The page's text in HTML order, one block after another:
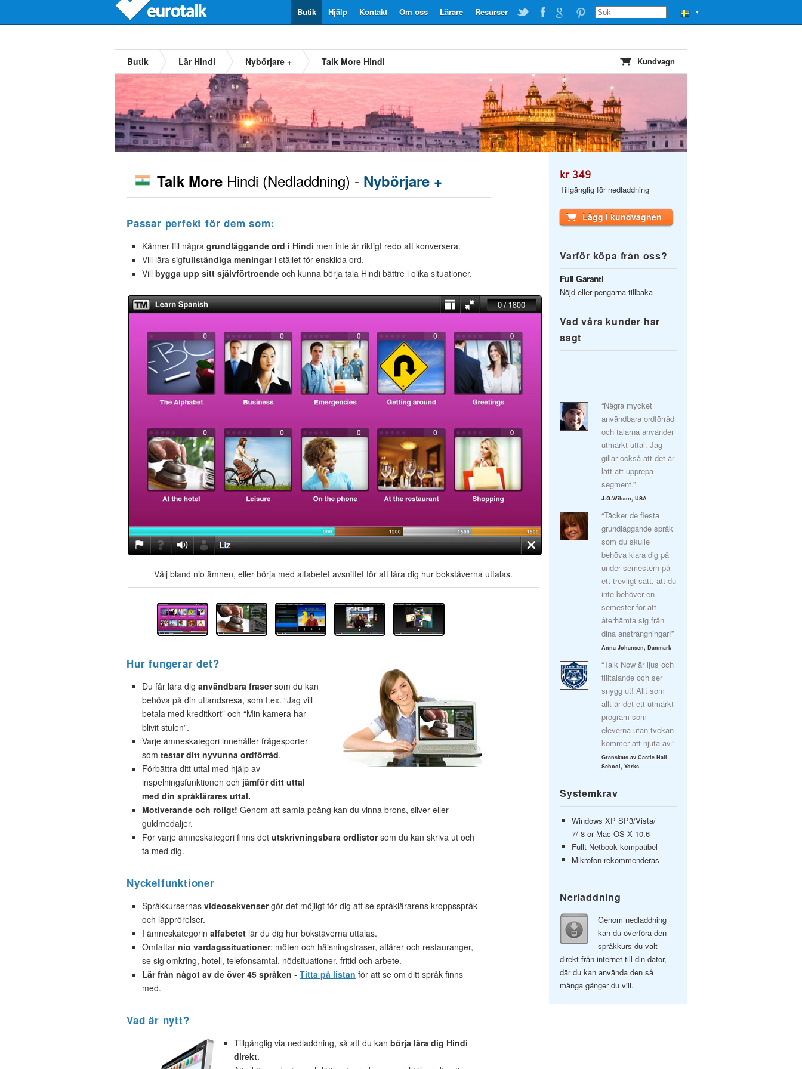
▼
Resurser
Lärare
Om oss
Kontakt
Hjälp
Butik
Butik Lär Hindi Nybörjare + Talk More Hindi Kundvagn
Talk More Hindi (Nedladdning) - Nybörjare +
Passar perfekt för dem som:
Känner till några grundläggande ord i Hindi men inte är riktigt redo att konversera.
Vill lära sigfullständiga meningari stället för enskilda ord.
Vill bygga upp sitt självförtroende och kunna börja tala Hindi bättre i olika situationer.
Välj bland nio ämnen, eller börja med alfabetet avsnittet för att lära dig hur bokstäverna uttalas.
Hur fungerar det?
Du får lära dig användbara frasersom du kan
behöva på din utlandsresa, som t.ex. “Jag vill
betala med kreditkort” och “Min kamera har
blivit stulen”.
Varje ämneskategori innehåller frågesporter
som testar ditt nyvunna ordförråd.
Förbättra ditt uttal med hjälp av
inspelningsfunktionen och jämför ditt uttal
med din språklärares uttal.
Motiverande och roligt! Genom att samla poäng kan du vinna brons, silver eller
guldmedaljer.
För varje ämneskategori finns det utskrivningsbara ordlistorsom du kan skriva ut och
ta med dig.
Nyckelfunktioner
Språkkursernas videosekvensergör det möjligt för dig att se språklärarens kroppsspråk
och läpprörelser.
I ämneskategorin alfabetet lär du dig hur bokstäverna uttalas.
Omfattar nio vardagssituationer: möten och hälsningsfraser, affärer och restauranger,
se sig omkring, hotell, telefonsamtal, nödsituationer, fritid och arbete.
Lär från något av de över 45 språken - Titta på listan för att se om ditt språk finns
med.
Vad är nytt?
Tillgänglig via nedladdning, så att du kan börja lära dig Hindi
direkt.
kr 349
Tillgänglig för nedladdning
Lägg i kundvagnen
Varför köpa från oss?
Full Garanti
Nöjd eller pengarna tillbaka
Vad våra kunder har
sagt
“Några mycket
användbara ordförråd
och talarna använder
utmärkt uttal. Jag
gillar också att det är
lätt att upprepa
segment.”
J.G.Wilson, USA
“Täcker de flesta
grundläggande språk
som du skulle
behöva klara dig på
under semestern på
ett trevligt sätt, att du
inte behöver en
semester för att
återhämta sig från
dina ansträngningar!”
Anna Johansen, Danmark
“Talk Now är ljus och
tilltalande och ser
snygg ut! Allt som
allt är det ett utmärkt
program som
eleverna utan tvekan
kommer att njuta av.”
Granskats av Castle Hall
School, Yorks
Systemkrav
Windows XP SP3/Vista/
7/ 8 or Mac OS X 10.6
Fullt Netbook kompatibel
Mikrofon rekommenderas
Nerladdning
Genom nedladdning
kan du överföra den
språkkurs du valt
direkt från internet till din dator,
där du kan använda den så
många gånger du vill.